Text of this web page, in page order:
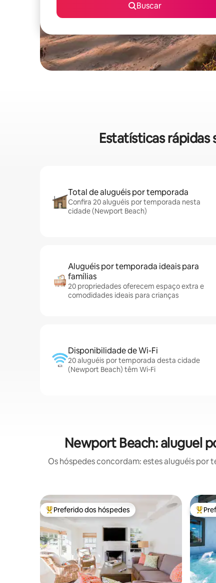
Buscar
Estatísticas
Total de aluguéis por temporada
Confira 20 aluguéis por temporada nesta
cidade (Newport Beach)
Aluguéis por temporada ideais para
famílias
20 propriedades oferecem espaço extra e
comodidades ideais para crianças
Disponibilidade de Wi-Fi
20 aluguéis por temporada desta cidade
(Newport Beach) têm Wi-Fi
Newport Beach: aluguel
Os hóspedes concordam: estes aluguéis
Entre os melhores preferidos dos hóspedes
Preferido dos hóspedes Entre